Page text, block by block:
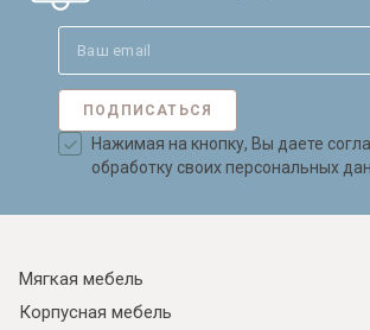
ПОДПИСАТЬСЯ
Нажимая на кнопку, Вы даете
обработку своих персональных
Мягкая мебель
Корпусная мебель